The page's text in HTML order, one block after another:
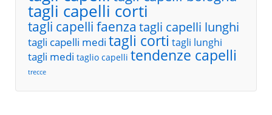
tagli capelli corti
tagli capelli faenza tagli capelli lunghi
tagli capelli medi tagli corti tagli lunghi
tagli medi taglio capelli tendenze capelli
trecce